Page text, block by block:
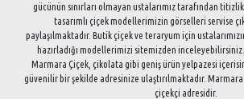
gücünün sınırları olmayan ustalarımız tarafından
tasarımlı çiçek modellerimizin görselleri servise
paylaşılmaktadır. Butik çiçek ve teraryum için
hazırladığı modellerimizi sitemizden
Marmara Çiçek, çikolata gibi geniş ürün yelpazesi
güvenilir bir şekilde adresinize ulaştırılmaktadır. Marmara
çiçekçi adresidir.